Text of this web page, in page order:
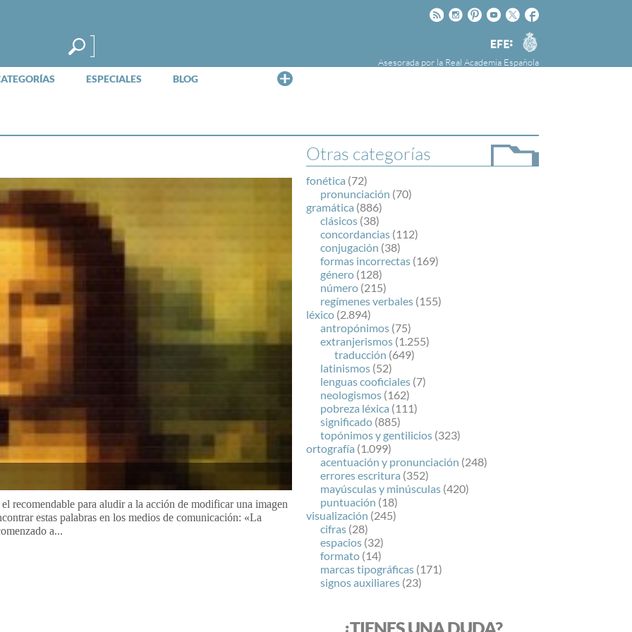
Facebook
Twitter
Youtube
Pinteres
Instagram
Rss
Agencia
EFE
Asesorada por la Real Academia Española
ESPECIALES BLOG
la Agencia Efe y la Real Academia Española,
cuyo objetivo es colaborar con el buen uso del
español en los medios de comunicación y en
Internet.
Otras categorías
fonética (72)
pronunciación (70)
gramática (886)
clásicos (38)
concordancias (112)
conjugación (38)
formas incorrectas (169)
género (128)
número (215)
regímenes verbales (155)
léxico (2.894)
antropónimos (75)
extranjerismos (1.255)
traducción (649)
latinismos (52)
lenguas cooficiales (7)
neologismos (162)
pobreza léxica (111)
significado (885)
topónimos y gentilicios (323)
ortografía (1.099)
acentuación y pronunciación (248)
errores escritura (352)
mayúsculas y minúsculas (420)
puntuación (18)
visualización (245)
cifras (28)
espacios (32)
formato (14)
marcas tipográficas (171)
signos auxiliares (23)
recomendable para aludir a la acción de modificar una imagen
estas palabras en los medios de comunicación: «La
a...
¿TIENES UNA DUDA?